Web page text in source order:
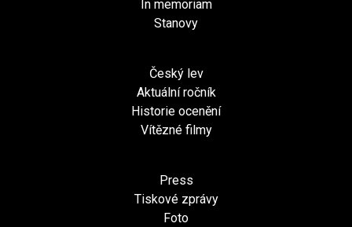
In memoriam
Stanovy
Český lev
Aktuální ročník
Historie ocenění
Vítězné filmy
Press
Tiskové zprávy
Foto